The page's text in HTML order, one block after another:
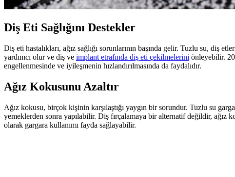
Diş Eti Sağlığını Destekler
Diş eti hastalıkları, ağız sağlığı sorunlarının başında gelir. Tuzlu su, diş
yardımcı olur ve diş ve implant etrafında diş eti çekilmelerini önleyebilir. 20
engellenmesinde ve iyileşmenin hızlandırılmasında da faydalıdır.
Ağız Kokusunu Azaltır
Ağız kokusu, birçok kişinin karşılaştığı yaygın bir sorundur. Tuzlu su
yemeklerden sonra yapılabilir. Diş fırçalamaya bir alternatif değildir, ağız
olarak gargara kullanımı fayda sağlayabilir.